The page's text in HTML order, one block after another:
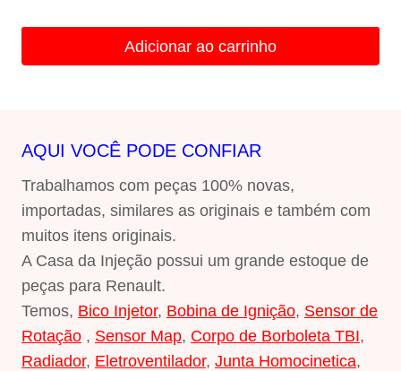
é:
Adicionar ao carrinho
AQUI VOCÊ PODE CONFIAR
Trabalhamos com peças 100% novas,
importadas, similares as originais e também com
muitos itens originais.
A Casa da Injeção possui um grande estoque de
peças para Renault.
Temos, Bico Injetor, Bobina de Ignição, Sensor de
Rotação , Sensor Map, Corpo de Borboleta TBI,
Radiador, Eletroventilador, Junta Homocinetica,